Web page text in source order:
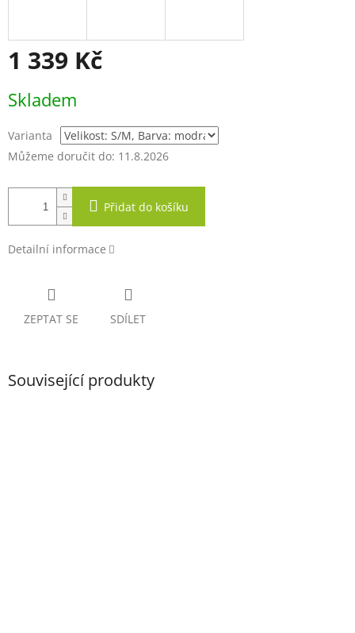
1 339 Kč
cena:
Skladem
Varianta
Můžeme doručit do: 11.8.2026
Přidat do košíku
Detailní informace
ZEPTAT SE SDÍLET
Související produkty